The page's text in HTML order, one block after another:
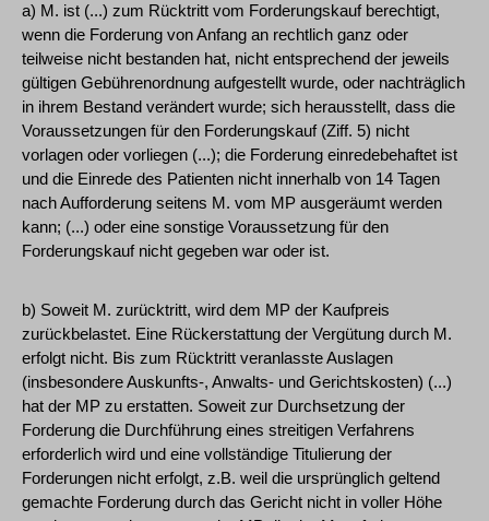
a) M. ist (...) zum Rücktritt vom Forderungskauf berechtigt,
wenn die Forderung von Anfang an rechtlich ganz oder
teilweise nicht bestanden hat, nicht entsprechend der jeweils
gültigen Gebührenordnung aufgestellt wurde, oder nachträglich
in ihrem Bestand verändert wurde; sich herausstellt, dass die
Voraussetzungen für den Forderungskauf (Ziff. 5) nicht
vorlagen oder vorliegen (...); die Forderung einredebehaftet ist
und die Einrede des Patienten nicht innerhalb von 14 Tagen
nach Aufforderung seitens M. vom MP ausgeräumt werden
kann; (...) oder eine sonstige Voraussetzung für den
Forderungskauf nicht gegeben war oder ist.
b) Soweit M. zurücktritt, wird dem MP der Kaufpreis
zurückbelastet. Eine Rückerstattung der Vergütung durch M.
erfolgt nicht. Bis zum Rücktritt veranlasste Auslagen
(insbesondere Auskunfts-, Anwalts- und Gerichtskosten) (...)
hat der MP zu erstatten. Soweit zur Durchsetzung der
Forderung die Durchführung eines streitigen Verfahrens
erforderlich wird und eine vollständige Titulierung der
Forderungen nicht erfolgt, z.B. weil die ursprünglich geltend
gemachte Forderung durch das Gericht nicht in voller Höhe